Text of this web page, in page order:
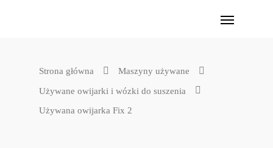
Strona główna Maszyny używane
Używane owijarki i wózki do suszenia
Używana owijarka Fix 2